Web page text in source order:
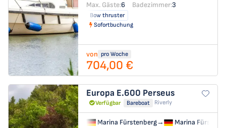
Max. Gäste:6 Badezimmer:3
Bow thruster
Sofortbuchung
von pro Woche
704,00 €
Europa E.600 Perseus
Verfügbar Bareboat Riverly
Marina Fürstenberg→
Marina